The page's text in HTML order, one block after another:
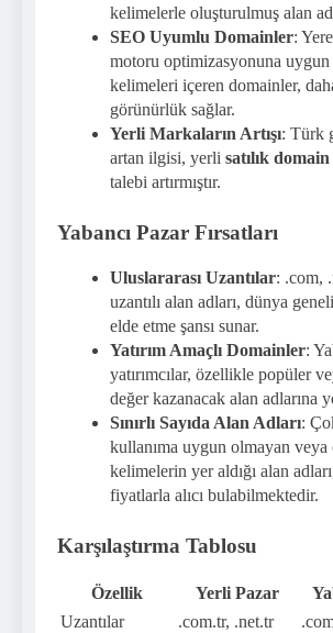
kelimelerle oluşturulmuş alan
SEO Uyumlu Domainler:
motoru optimizasyonuna uygun
kelimeleri içeren domainler,
görünürlük sağlar.
Yerli Markaların Artışı: Türk
artan ilgisi, yerli satılık domain
talebi artırmıştır.
Yabancı Pazar Fırsatları
Uluslararası Uzantılar: .com,
uzantılı alan adları, dünya
elde etme şansı sunar.
Yatırım Amaçlı Domainler:
yatırımcılar, özellikle popüler
değer kazanacak alan adlarına
Sınırlı Sayıda Alan Adları:
kullanıma uygun olmayan veya
kelimelerin yer aldığı alan
fiyatlarla alıcı bulabilmektedir.
Karşılaştırma Tablosu
Özellik Yerli Pazar
Uzantılar
.com.tr, .net.tr